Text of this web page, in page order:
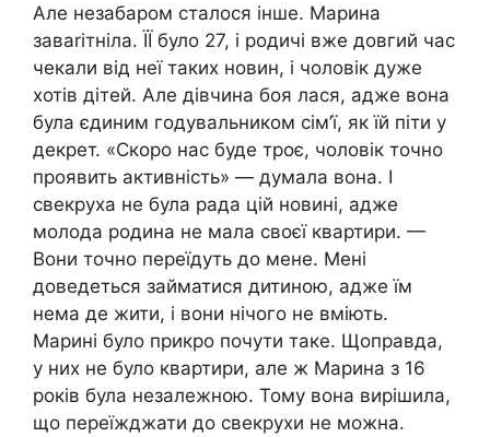
Але незабаром сталося інше. Марина
заваrітніла. ЇЇ було 27, і родичі вже довгий час
чекали від неї таких новин, і чоловік дуже
хотів дітей. Але дівчина боя лася, адже вона
була єдиним годувальником сім’ї, як їй піти у
декрет. «Скоро нас буде троє, чоловік точно
проявить активність» — думала вона. І
свекруха не була рада цій новині, адже
молода родина не мала своєї квартири. —
Вони точно переїдуть до мене. Мені
доведеться займатися дитиною, адже їм
нема де жити, і вони нічого не вміють.
Марині було прикро почути таке. Щоправда,
у них не було квартири, але ж Марина з 16
років була незалежною. Тому вона вирішила,
що переїжджати до свекрухи не можна.